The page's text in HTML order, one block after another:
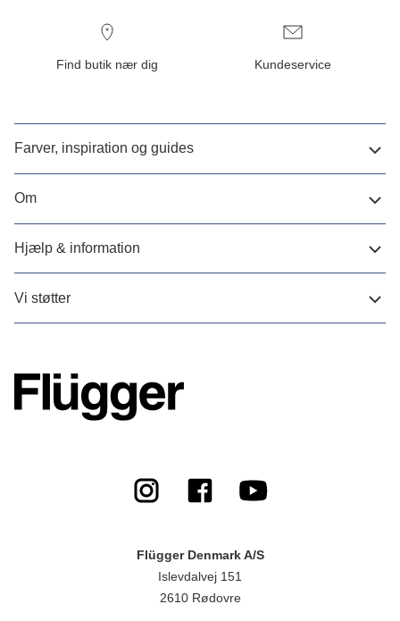
Find butik nær dig Kundeservice
Farver, inspiration og guides
Om
Hjælp & information
Vi støtter
Flügger Denmark A/S
Islevdalvej 151
2610 Rødovre